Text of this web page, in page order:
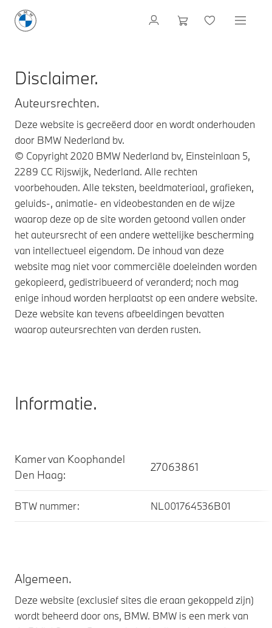
Disclaimer.
Auteursrechten.
Deze website is gecreëerd door en wordt onderhouden
door BMW Nederland bv.
© Copyright 2020 BMW Nederland bv, Einsteinlaan 5,
2289 CC Rijswijk, Nederland. Alle rechten
voorbehouden. Alle teksten, beeldmateriaal, grafieken,
geluids-, animatie- en videobestanden en de wijze
waarop deze op de site worden getoond vallen onder
het auteursrecht of een andere wettelijke bescherming
van intellectueel eigendom. De inhoud van deze
website mag niet voor commerciële doeleinden worden
gekopieerd, gedistribueerd of veranderd; noch mag
enige inhoud worden herplaatst op een andere website.
Deze website kan tevens afbeeldingen bevatten
waarop auteursrechten van derden rusten.
Informatie.
Kamer van Koophandel
Den Haag:
27063861
BTW nummer: NL001764536B01
Algemeen.
Deze website (exclusief sites die eraan gekoppeld zijn)
wordt beheerd door ons, BMW. BMW is een merk van